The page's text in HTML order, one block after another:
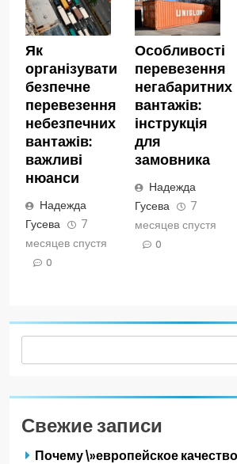
Як
організувати
безпечне
перевезення
небезпечних
вантажів:
важливі
нюанси
Надежда
Гусева
7
месяцев спустя
0
Особливості
перевезення
негабаритних
вантажів:
інструкція
для
замовника
Надежда
Гусева
7
месяцев спустя
0
Свежие записи
Почему \»европейское